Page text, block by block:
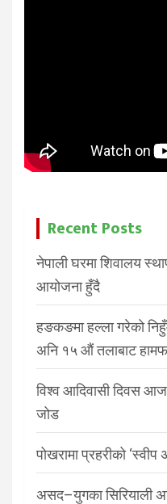
Recent Posts
नेपाली घरमा शिवालय
आयोजना हुँदै
हङकङमा हल्ला गरेको
अनि १५ औं तलाबाट
विश्व आदिवासी दिवस
जोड
पोखरामा प्रहरीको
असद–युगका सिरियाली